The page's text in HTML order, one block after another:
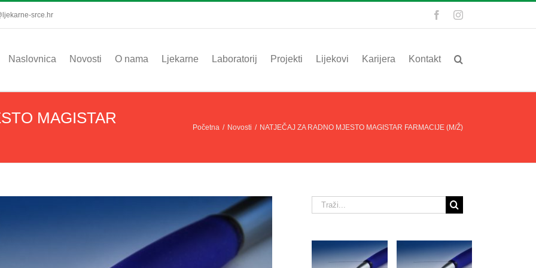
srce.hr FacebookInstagram
Naslovnica Novosti O nama Ljekarne Laboratorij Projekti Lijekovi Karijera Kontakt
MAGISTAR
Početna / Novosti / NATJEČAJ ZA RADNO MJESTO MAGISTAR FARMACIJE (M/Ž)
Traži...